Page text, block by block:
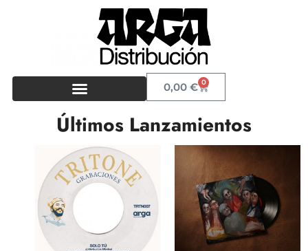
0,00€ 0
Últimos Lanzamientos